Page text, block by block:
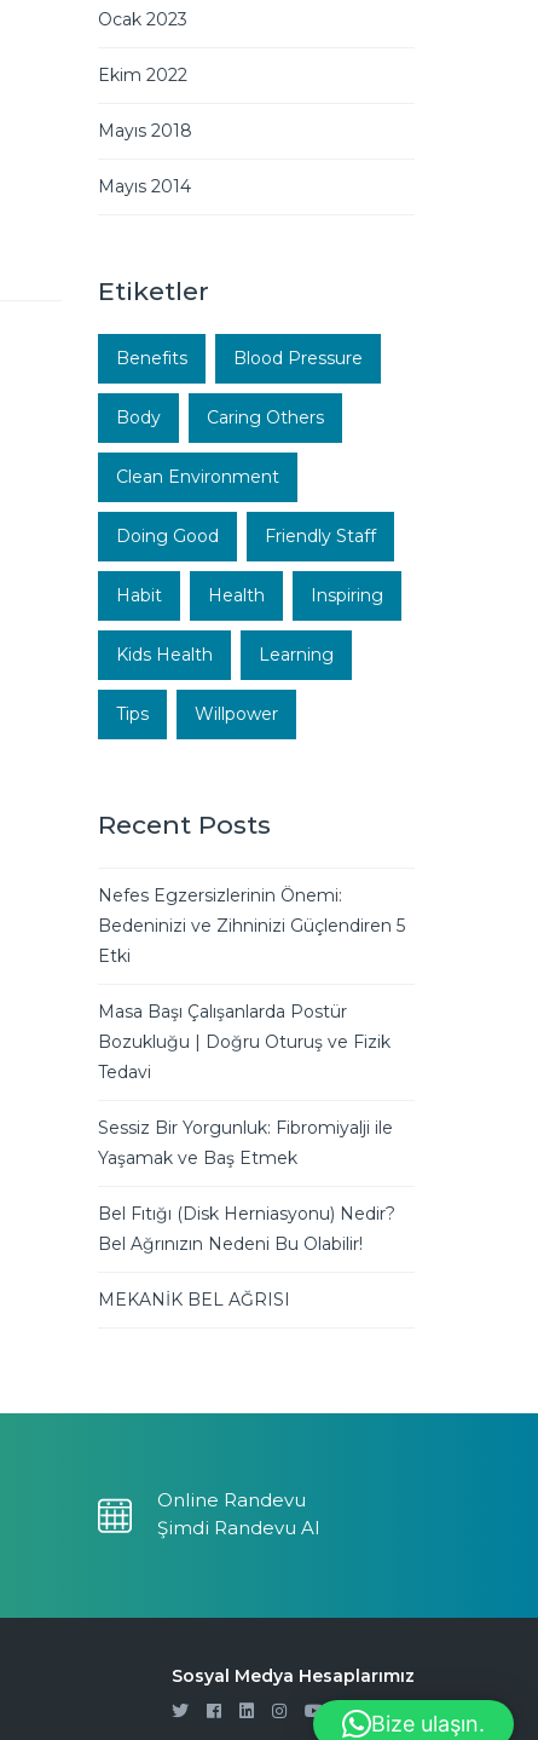
Ocak 2023
Ekim 2022
Mayıs 2018
Mayıs 2014
Etiketler
Benefits Blood Pressure
Body Caring Others
Clean Environment
Doing Good Friendly Staff
Habit Health Inspiring
Kids Health Learning
Tips Willpower
Recent Posts
Nefes Egzersizlerinin Önemi:
Bedeninizi ve Zihninizi Güçlendiren 5
Etki
Masa Başı Çalışanlarda Postür
Bozukluğu | Doğru Oturuş ve Fizik
Tedavi
Sessiz Bir Yorgunluk: Fibromiyalji ile
Yaşamak ve Baş Etmek
Bel Fıtığı (Disk Herniasyonu) Nedir?
Bel Ağrınızın Nedeni Bu Olabilir!
MEKANİK BEL AĞRISI
Online Randevu
Şimdi Randevu Al
Sosyal Medya Hesaplarımız
Bize ulaşın.